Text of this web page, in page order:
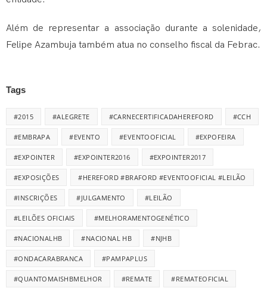
Além de representar a associação durante a solenidade,
Felipe Azambuja também atua no conselho fiscal da Febrac.
Tags
#2015 #ALEGRETE #CARNECERTIFICADAHEREFORD #CCH
#EMBRAPA #EVENTO #EVENTOOFICIAL #EXPOFEIRA
#EXPOINTER #EXPOINTER2016 #EXPOINTER2017
#EXPOSIÇÕES #HEREFORD #BRAFORD #EVENTOOFICIAL #LEILÃO
#INSCRIÇÕES #JULGAMENTO #LEILÃO
#LEILÕES OFICIAIS #MELHORAMENTOGENÉTICO
#NACIONALHB #NACIONAL HB #NJHB
#ONDACARABRANCA #PAMPAPLUS
#QUANTOMAISHBMELHOR #REMATE #REMATEOFICIAL